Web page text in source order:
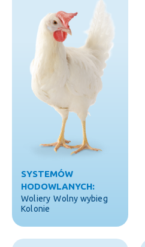
SYSTEMÓW
HODOWLANYCH:
Woliery Wolny wybieg
Kolonie